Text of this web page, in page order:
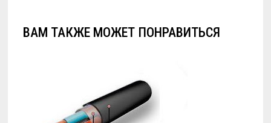
ВАМ ТАКЖЕ МОЖЕТ ПОНРАВИТЬСЯ